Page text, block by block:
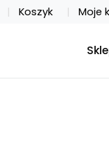
Koszyk Moje